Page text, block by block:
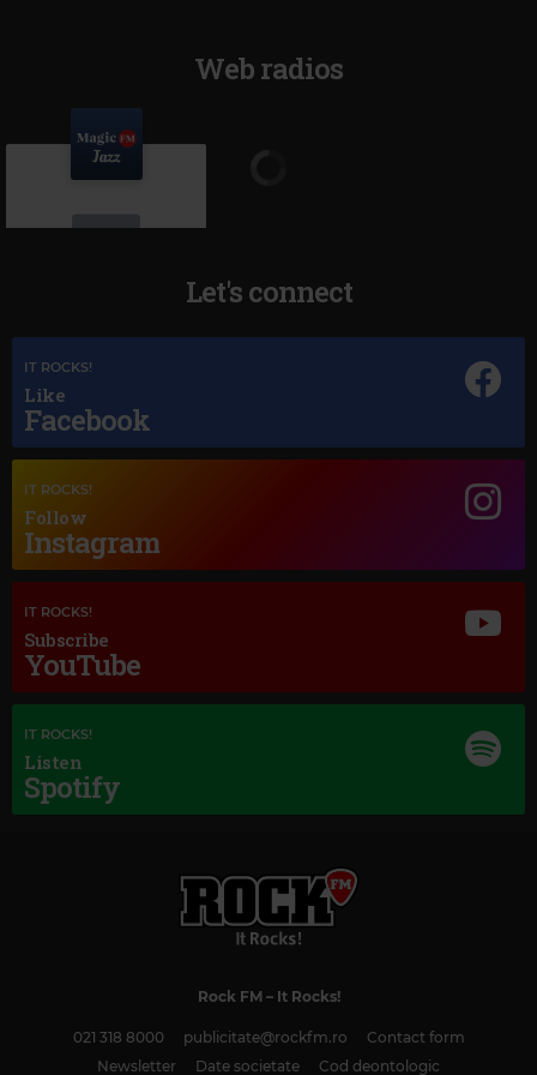
Web radios
NORAH JONES SUNRISE
TRAGIC OVERTURE, OP. 81
Let's connect
IT ROCKS!
Like
Facebook
IT ROCKS!
Follow
Instagram
IT ROCKS!
Subscribe
YouTube
IT ROCKS!
Listen
Spotify
Rock FM– It Rocks!
021 318 8000 publicitate@rockfm.ro
Contact form
Newsletter
Date societate Cod deontologic